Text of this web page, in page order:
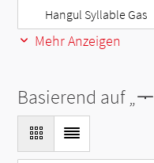
Hangul Syllable Gas
Mehr Anzeigen
Basierend auf „ᅮ